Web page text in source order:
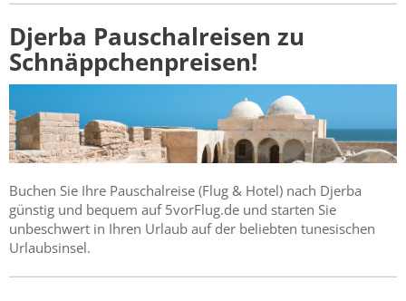
Djerba Pauschalreisen zu
Schnäppchenpreisen!
Buchen Sie Ihre Pauschalreise (Flug & Hotel) nach Djerba
günstig und bequem auf 5vorFlug.de und starten Sie
unbeschwert in Ihren Urlaub auf der beliebten tunesischen
Urlaubsinsel.